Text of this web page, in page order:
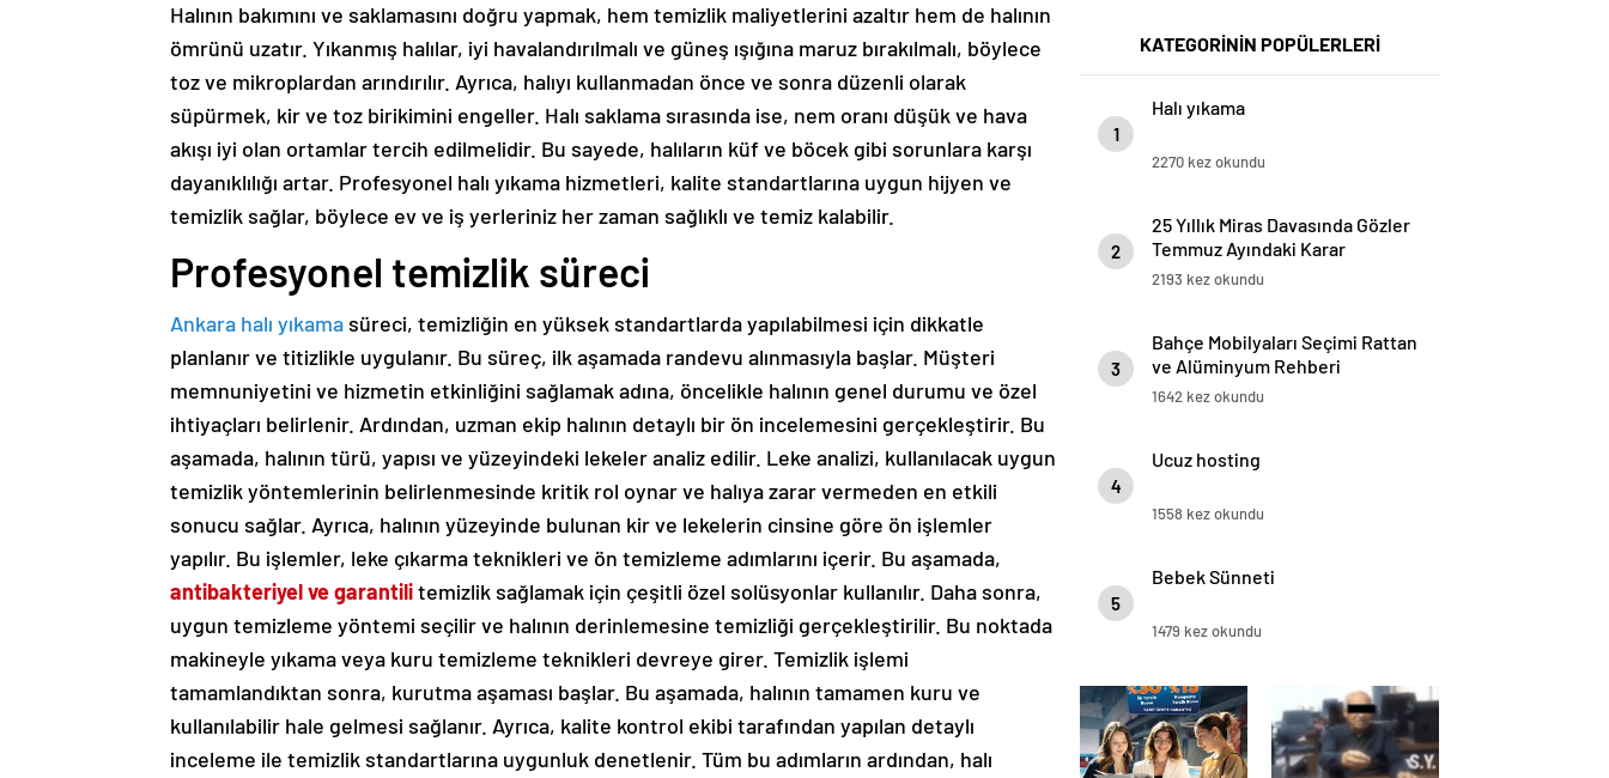
Halının bakımını ve saklamasını doğru yapmak, hem temizlik maliyetlerini azaltır hem de halının
ömrünü uzatır. Yıkanmış halılar, iyi havalandırılmalı ve güneş ışığına maruz bırakılmalı, böylece
toz ve mikroplardan arındırılır. Ayrıca, halıyı kullanmadan önce ve sonra düzenli olarak
süpürmek, kir ve toz birikimini engeller. Halı saklama sırasında ise, nem oranı düşük ve hava
akışı iyi olan ortamlar tercih edilmelidir. Bu sayede, halıların küf ve böcek gibi sorunlara karşı
dayanıklılığı artar. Profesyonel halı yıkama hizmetleri, kalite standartlarına uygun hijyen ve
temizlik sağlar, böylece ev ve iş yerleriniz her zaman sağlıklı ve temiz kalabilir.
Profesyonel temizlik süreci
Ankara halı yıkama süreci, temizliğin en yüksek standartlarda yapılabilmesi için dikkatle
planlanır ve titizlikle uygulanır. Bu süreç, ilk aşamada randevu alınmasıyla başlar. Müşteri
memnuniyetini ve hizmetin etkinliğini sağlamak adına, öncelikle halının genel durumu ve özel
ihtiyaçları belirlenir. Ardından, uzman ekip halının detaylı bir ön incelemesini gerçekleştirir. Bu
aşamada, halının türü, yapısı ve yüzeyindeki lekeler analiz edilir. Leke analizi, kullanılacak uygun
temizlik yöntemlerinin belirlenmesinde kritik rol oynar ve halıya zarar vermeden en etkili
sonucu sağlar. Ayrıca, halının yüzeyinde bulunan kir ve lekelerin cinsine göre ön işlemler
yapılır. Bu işlemler, leke çıkarma teknikleri ve ön temizleme adımlarını içerir. Bu aşamada,
antibakteriyel ve garantilitemizlik sağlamak için çeşitli özel solüsyonlar kullanılır. Daha sonra,
uygun temizleme yöntemi seçilir ve halının derinlemesine temizliği gerçekleştirilir. Bu noktada
makineyle yıkama veya kuru temizleme teknikleri devreye girer. Temizlik işlemi
tamamlandıktan sonra, kurutma aşaması başlar. Bu aşamada, halının tamamen kuru ve
kullanılabilir hale gelmesi sağlanır. Ayrıca, kalite kontrol ekibi tarafından yapılan detaylı
inceleme ile temizlik standartlarına uygunluk denetlenir. Tüm bu adımların ardından, halı
KATEGORİNİN POPÜLERLERİ
1
Halı yıkama
2270 kez okundu
2
25 Yıllık Miras Davasında Gözler
Temmuz Ayındaki Karar
Duruşmasına Çevrildi
2193 kez okundu
3
Bahçe Mobilyaları Seçimi Rattan
ve Alüminyum Rehberi
1642 kez okundu
4
Ucuz hosting
1558 kez okundu
5
Bebek Sünneti
1479 kez okundu